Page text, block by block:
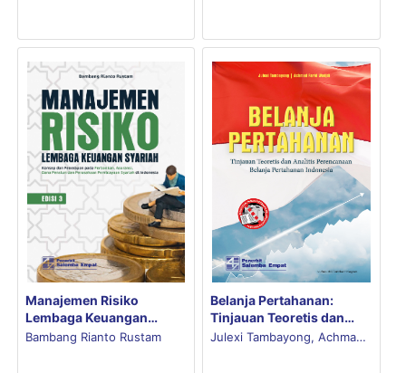
Manajemen Risiko
Lembaga Keuangan
Syariah: Konsep dan
Bambang Rianto Rustam
Belanja Pertahanan:
Tinjauan Teoretis dan
Analitis Perencanaan
Julexi Tambayong, Achmad